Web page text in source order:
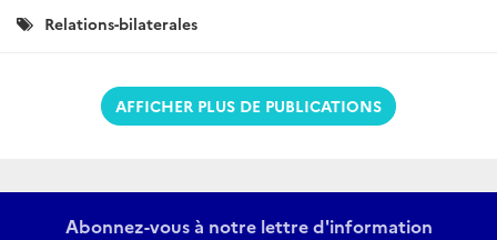
Catégories
Relations-bilaterales
AFFICHER PLUS DE PUBLICATIONS
Abonnez-vous à notre lettre d'information